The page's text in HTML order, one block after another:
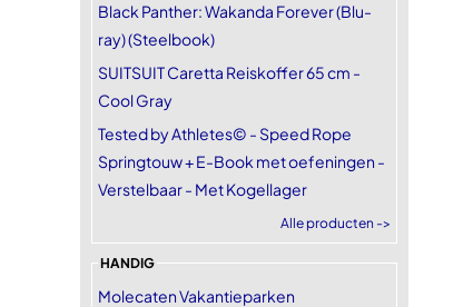
Black Panther: Wakanda Forever (Blu-
ray) (Steelbook)
SUITSUIT Caretta Reiskoffer 65 cm -
Cool Gray
Tested by Athletes© - Speed Rope
Springtouw + E-Book met oefeningen -
Verstelbaar - Met Kogellager
Alle producten ->
HANDIG
Molecaten Vakantieparken